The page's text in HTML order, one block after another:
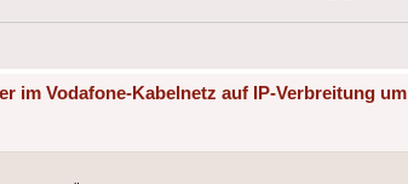
im Vodafone-Kabelnetz auf IP-Verbreitung um